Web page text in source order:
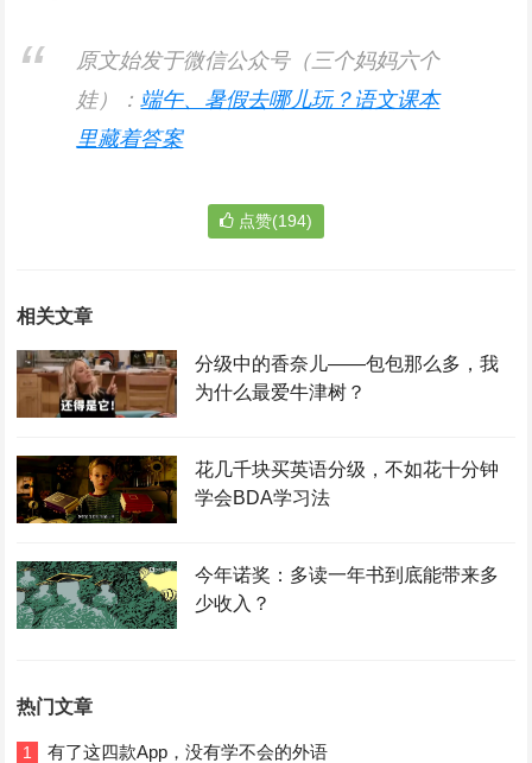
原文始发于微信公众号（三个妈妈六个
娃）：端午、暑假去哪儿玩？语文课本
里藏着答案
点赞(194)
相关文章
分级中的香奈儿——包包那么多，我
为什么最爱牛津树？
花几千块买英语分级，不如花十分钟
学会BDA学习法
今年诺奖：多读一年书到底能带来多
少收入？
热门文章
1 有了这四款App，没有学不会的外语